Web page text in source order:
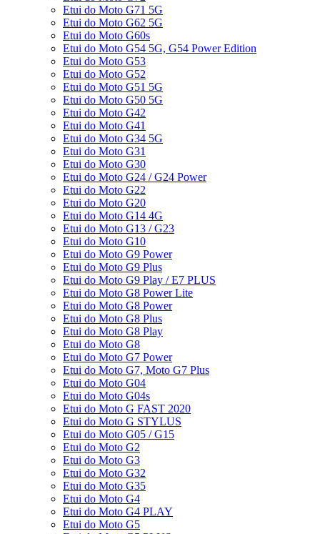
Etui do Moto G71 5G
Etui do Moto G62 5G
Etui do Moto G60s
Etui do Moto G54 5G, G54 Power Edition
Etui do Moto G53
Etui do Moto G52
Etui do Moto G51 5G
Etui do Moto G50 5G
Etui do Moto G42
Etui do Moto G41
Etui do Moto G34 5G
Etui do Moto G31
Etui do Moto G30
Etui do Moto G24 / G24 Power
Etui do Moto G22
Etui do Moto G20
Etui do Moto G14 4G
Etui do Moto G13 / G23
Etui do Moto G10
Etui do Moto G9 Power
Etui do Moto G9 Plus
Etui do Moto G9 Play / E7 PLUS
Etui do Moto G8 Power Lite
Etui do Moto G8 Power
Etui do Moto G8 Plus
Etui do Moto G8 Play
Etui do Moto G8
Etui do Moto G7 Power
Etui do Moto G7, Moto G7 Plus
Etui do Moto G04
Etui do Moto G04s
Etui do Moto G FAST 2020
Etui do Moto G STYLUS
Etui do Moto G05 / G15
Etui do Moto G2
Etui do Moto G3
Etui do Moto G32
Etui do Moto G35
Etui do Moto G4
Etui do Moto G4 PLAY
Etui do Moto G5